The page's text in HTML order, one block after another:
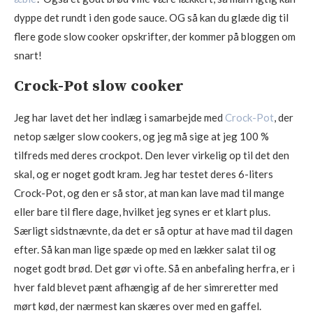
dyppe det rundt i den gode sauce. OG så kan du glæde dig til
flere gode slow cooker opskrifter, der kommer på bloggen om
snart!
Crock-Pot slow cooker
Jeg har lavet det her indlæg i samarbejde med Crock-Pot , der
netop sælger slow cookers, og jeg må sige at jeg 100 %
tilfreds med deres crockpot. Den lever virkelig op til det den
skal, og er noget godt kram. Jeg har testet deres 6-liters
Crock-Pot, og den er så stor, at man kan lave mad til mange
eller bare til flere dage, hvilket jeg synes er et klart plus.
Særligt sidstnævnte, da det er så optur at have mad til dagen
efter. Så kan man lige spæde op med en lækker salat til og
noget godt brød. Det gør vi ofte. Så en anbefaling herfra, er i
hver fald blevet pænt afhængig af de her simreretter med
mørt kød, der nærmest kan skæres over med en gaffel.